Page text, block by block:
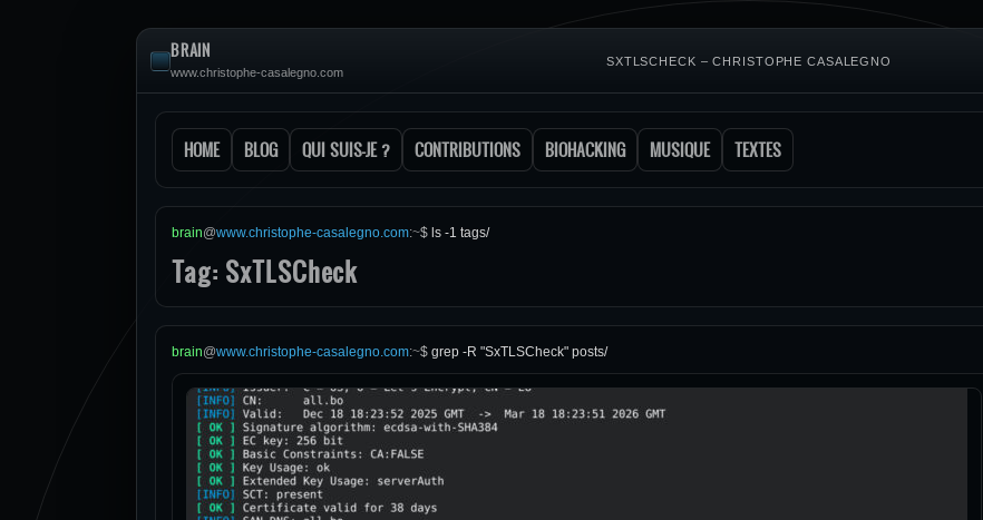
BRAIN
www.christophe-casalegno.com
SXTLSCHECK – CHRISTOPHE CASALEGNO
HOME BLOG QUI SUIS-JE ? CONTRIBUTIONS BIOHACKING MUSIQUE TEXTES
brain@www.christophe-casalegno.com:~$ ls -1 tags/
Tag: SxTLSCheck
brain@www.christophe-casalegno.com:~$ grep -R "SxTLSCheck" posts/